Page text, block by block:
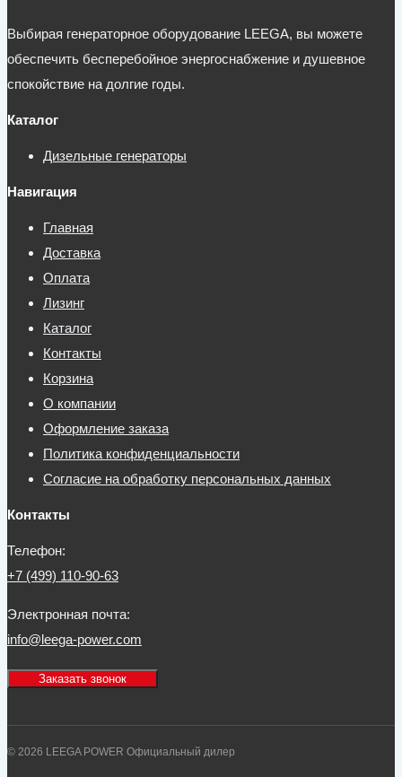
Выбирая генераторное оборудование LEEGA, вы можете
обеспечить бесперебойное энергоснабжение и душевное
спокойствие на долгие годы.
Каталог
Дизельные генераторы
Навигация
Главная
Доставка
Оплата
Лизинг
Каталог
Контакты
Корзина
О компании
Оформление заказа
Политика конфиденциальности
Согласие на обработку персональных данных
Контакты
Телефон:
+7 (499) 110-90-63
Электронная почта:
info@leega-power.com
Заказать звонок
© 2026 LEEGA POWER Официальный дилер